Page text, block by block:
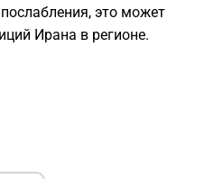
это может
Ирана в регионе.